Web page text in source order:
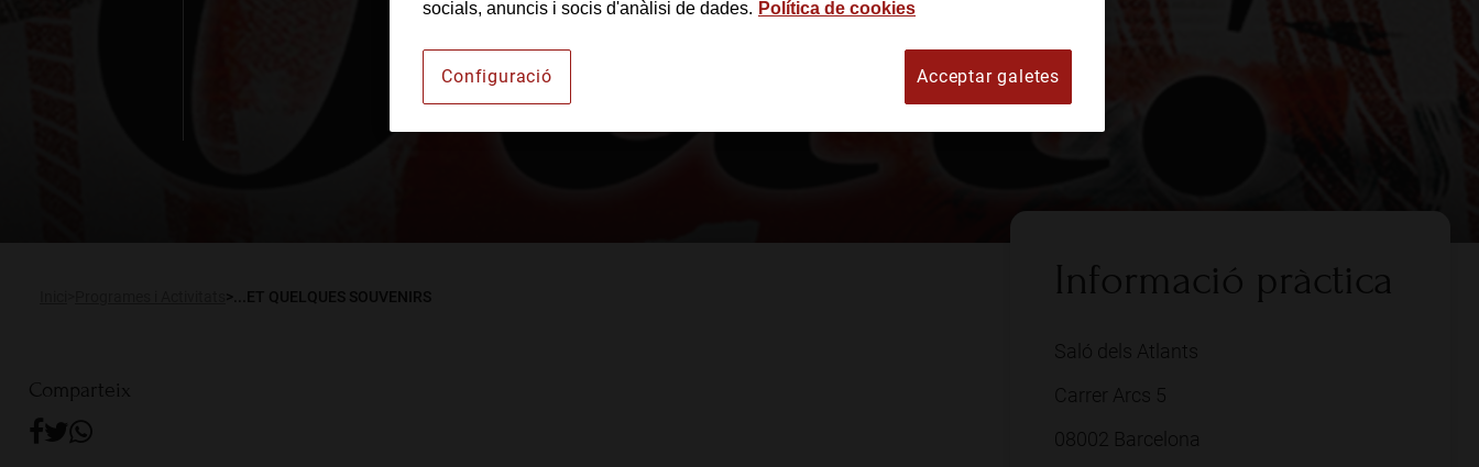
Institut Barcelonès d'Art
Lloguer d’espais
Actualitat
RCA Radio
...ET QUELQUES SOUVENIRS
Comparteix
Informació pràctica
Saló dels Atlants
Carrer Arcs 5
08002 Barcelona
socials, anuncis i socis d'anàlisi de dades. Política de cookies
Acceptar galetes
Configuració